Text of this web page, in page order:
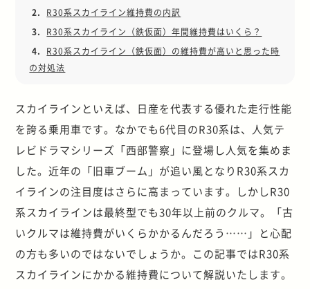
2.
R30系スカイライン維持費の内訳
3.
R30系スカイライン（鉄仮面）年間維持費はいくら？
4.
R30系スカイライン（鉄仮面）の維持費が高いと思った時
の対処法
スカイラインといえば、日産を代表する優れた走行性能
を誇る乗用車です。なかでも6代目のR30系は、人気テ
レビドラマシリーズ「西部警察」に登場し人気を集めま
した。近年の「旧車ブーム」が追い風となりR30系スカ
イラインの注目度はさらに高まっています。しかしR30
系スカイラインは最終型でも30年以上前のクルマ。「古
いクルマは維持費がいくらかかるんだろう……」と心配
の方も多いのではないでしょうか。この記事ではR30系
スカイラインにかかる維持費について解説いたします。